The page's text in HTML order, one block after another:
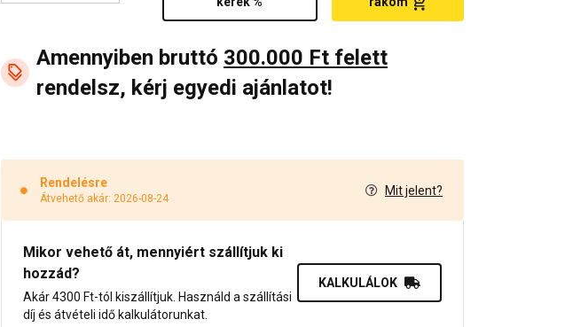
Amennyiben bruttó 300.000 Ft felett
rendelsz, kérj egyedi ajánlatot!
Rendelésre
Átvehető akár: 2026-08-24
Mit jelent?
Mikor vehető át, mennyiért szállítjuk ki
hozzád?
Akár 4300 Ft-tól kiszállítjuk. Használd a szállítási
díj és átvételi idő kalkulátorunkat.
KALKULÁLOK